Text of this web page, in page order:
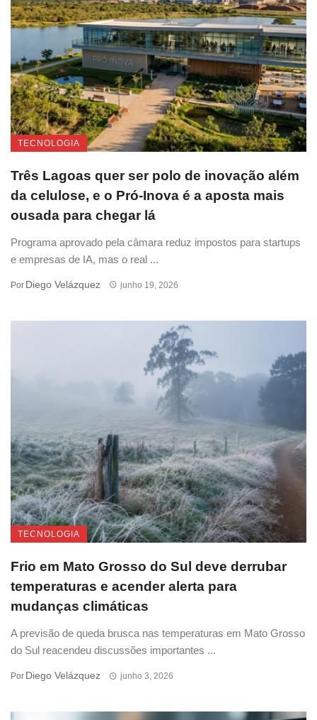
TECNOLOGIA
Três Lagoas quer ser polo de inovação além
da celulose, e o Pró-Inova é a aposta mais
ousada para chegar lá
Programa aprovado pela câmara reduz impostos para startups
e empresas de IA, mas o real ...
Por Diego Velázquez junho 19, 2026
TECNOLOGIA
Frio em Mato Grosso do Sul deve derrubar
temperaturas e acender alerta para
mudanças climáticas
A previsão de queda brusca nas temperaturas em Mato Grosso
do Sul reacendeu discussões importantes ...
Por Diego Velázquez junho 3, 2026